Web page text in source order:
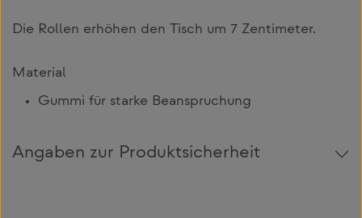
Die Rollen erhöhen den Tisch um 7 Zentimeter.
Material
Gummi für starke Beanspruchung
Angaben zur Produktsicherheit